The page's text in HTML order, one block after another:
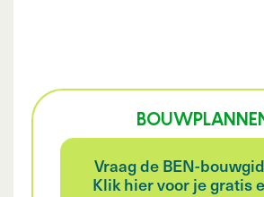
Vraag de BEN-
Klik hier voor je gratis